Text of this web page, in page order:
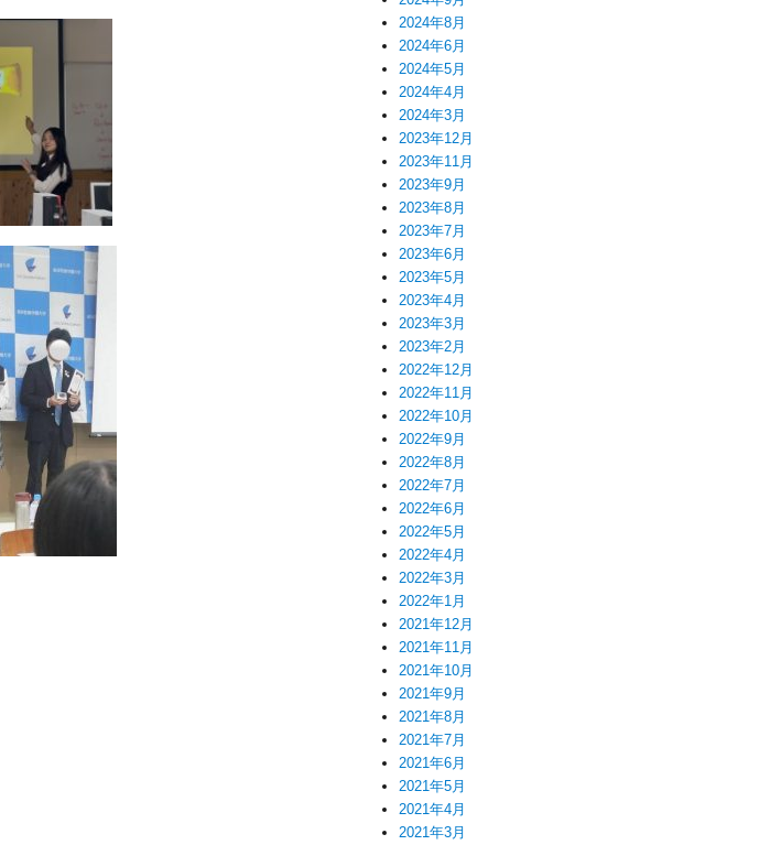
2024年8月
2024年6月
2024年5月
2024年4月
2024年3月
2023年12月
2023年11月
2023年9月
2023年8月
2023年7月
2023年6月
2023年5月
2023年4月
2023年3月
2023年2月
2022年12月
2022年11月
2022年10月
2022年9月
2022年8月
2022年7月
2022年6月
2022年5月
2022年4月
2022年3月
2022年1月
2021年12月
2021年11月
2021年10月
2021年9月
2021年8月
2021年7月
2021年6月
2021年5月
2021年4月
2021年3月